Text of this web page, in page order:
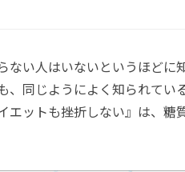
ない人はいないというほどに
、同じようによく知られて
エットも挫折しない』は、糖